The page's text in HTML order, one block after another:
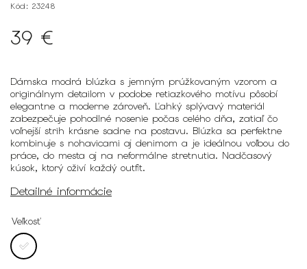
Kód: 23248
39 €
Dámska modrá blúzka s jemným prúžkovaným vzorom a
originálnym detailom v podobe retiazkového motívu pôsobí
elegantne a moderne zároveň. Ľahký splývavý materiál
zabezpečuje pohodlné nosenie počas celého dňa, zatiaľ čo
voľnejší strih krásne sadne na postavu. Blúzka sa perfektne
kombinuje s nohavicami aj denimom a je ideálnou voľbou do
práce, do mesta aj na neformálne stretnutia. Nadčasový
kúsok, ktorý oživí každý outfit.
Detailné informácie
Veľkosť